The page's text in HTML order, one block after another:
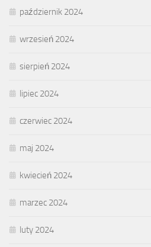
październik 2024
wrzesień 2024
sierpień 2024
lipiec 2024
czerwiec 2024
maj 2024
kwiecień 2024
marzec 2024
luty 2024